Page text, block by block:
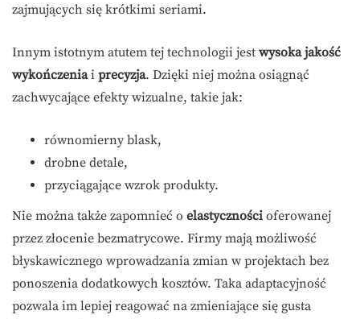
zajmujących się krótkimi seriami.
Innym istotnym atutem tej technologii jest wysoka jakość
wykończeniai precyzja. Dzięki niej można osiągnąć
zachwycające efekty wizualne, takie jak:
równomierny blask,
drobne detale,
przyciągające wzrok produkty.
Nie można także zapomnieć o elastyczności oferowanej
przez złocenie bezmatrycowe. Firmy mają możliwość
błyskawicznego wprowadzania zmian w projektach bez
ponoszenia dodatkowych kosztów. Taka adaptacyjność
pozwala im lepiej reagować na zmieniające się gusta